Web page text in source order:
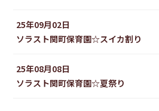
25年09月02日
ソラスト関町保育園☆スイカ割り
25年08月08日
ソラスト関町保育園☆夏祭り